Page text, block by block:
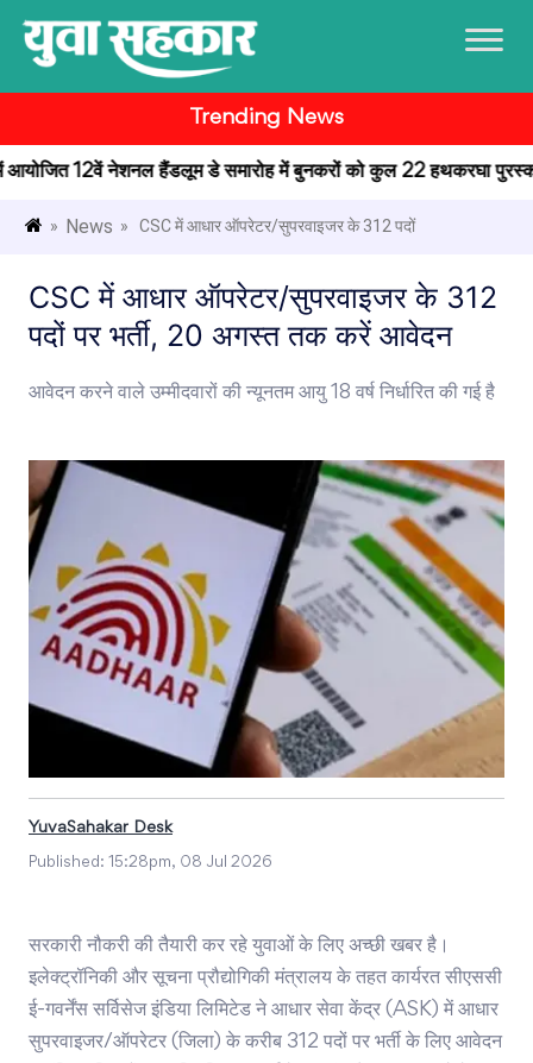
Trending News
12वें नेशनल हैंडलूम डे समारोह में बुनकरों को कुल 22 हथकरघा पुरस्कार
» News » CSC में आधार ऑपरेटर/सुपरवाइजर के 312 पदों
CSC में आधार ऑपरेटर/सुपरवाइजर के 312
पदों पर भर्ती, 20 अगस्त तक करें आवेदन
आवेदन करने वाले उम्मीदवारों की न्यूनतम आयु 18 वर्ष निर्धारित की गई है
YuvaSahakar Desk
Published: 15:28pm, 08 Jul 2026
सरकारी नौकरी की तैयारी कर रहे युवाओं के लिए अच्छी खबर है।
इलेक्ट्रॉनिकी और सूचना प्रौद्योगिकी मंत्रालय के तहत कार्यरत सीएससी
ई-गवर्नेंस सर्विसेज इंडिया लिमिटेड ने आधार सेवा केंद्र (ASK) में आधार
सुपरवाइजर/ऑपरेटर (जिला) के करीब 312 पदों पर भर्ती के लिए आवेदन